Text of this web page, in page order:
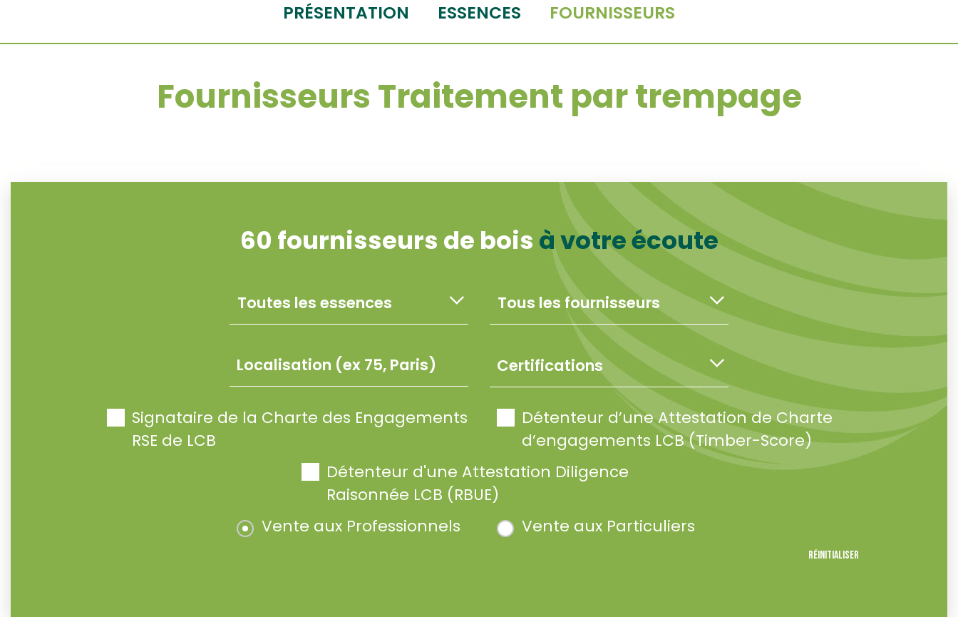
PRÉSENTATION ESSENCES FOURNISSEURS
Fournisseurs Traitement par trempage
60 fournisseurs de bois à votre écoute
Certifications
Signataire de la Charte des Engagements
RSE de LCB
Détenteur d’une Attestation de Charte
d’engagements LCB (Timber-Score)
Détenteur d'une Attestation Diligence
Raisonnée LCB (RBUE)
Vente aux Professionnels
Vente aux Particuliers
Réinitialiser